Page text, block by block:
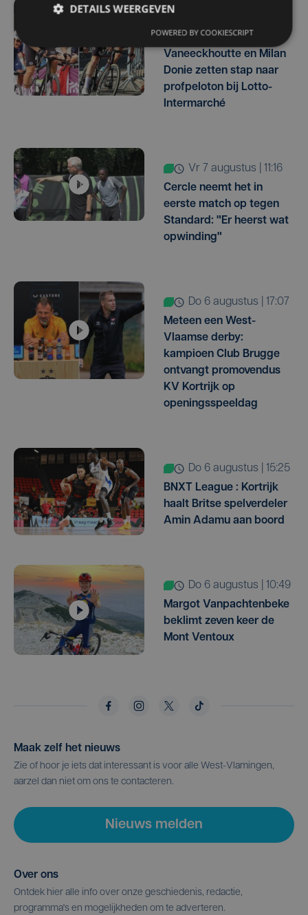
West-Vlamingen Victor
Vaneeckhoutte en Milan
Donie zetten stap naar
profpeloton bij Lotto-
Intermarché
vr 7 augustus | 11:16
Cercle neemt het in
eerste match op tegen
Standard: "Er heerst wat
opwinding"
do 6 augustus | 17:07
Meteen een West-
Vlaamse derby:
kampioen Club Brugge
ontvangt promovendus
KV Kortrijk op
openingsspeeldag
do 6 augustus | 15:25
BNXT League : Kortrijk
haalt Britse spelverdeler
Amin Adamu aan boord
do 6 augustus | 10:49
Margot Vanpachtenbeke
beklimt zeven keer de
Mont Ventoux
Maak zelf het nieuws
Zie of hoor je iets dat interessant is voor alle West-Vlamingen,
aarzel dan niet om ons te contacteren.
Nieuws melden
Over ons
Ontdek hier alle info over onze geschiedenis, redactie,
programma's en mogelijkheden om te adverteren.
DETAILS WEERGEVEN
POWERED BY COOKIESCRIPT